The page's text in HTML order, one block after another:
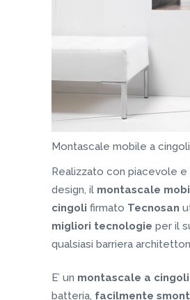
Montascale mobile a cingoli
Realizzato con piacevole e
design, il montascale
cingoli firmato Tecnosan
migliori tecnologie per il
qualsiasi barriera
E’ un montascale a
batteria, facilmente